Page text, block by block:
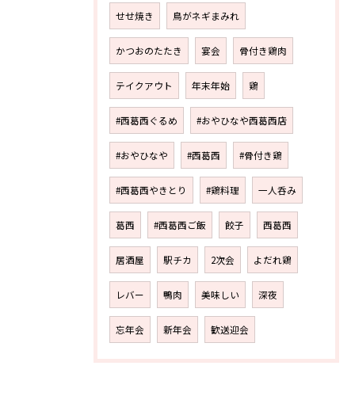
せせ焼き 鳥がネギまみれ
かつおのたたき 宴会 骨付き鶏肉
テイクアウト 年末年始 鶏
#西葛西ぐるめ #おやひなや西葛西店
#おやひなや #西葛西 #骨付き鶏
#西葛西やきとり #鶏料理 一人呑み
葛西 #西葛西ご飯 餃子 西葛西
居酒屋 駅チカ 2次会 よだれ鶏
レバー 鴨肉 美味しい 深夜
忘年会 新年会 歓送迎会